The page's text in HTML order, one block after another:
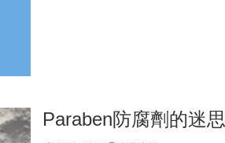
Paraben防腐劑的迷思